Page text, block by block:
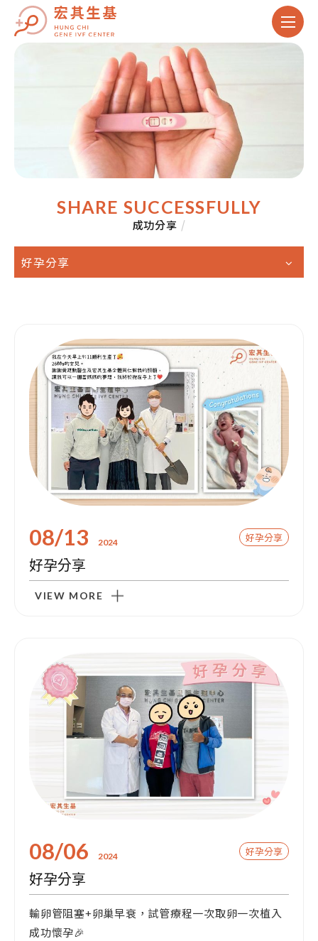
SHARE SUCCESSFULLY
成功分享 /
好孕分享
08/13 2024 好孕分享
好孕分享
VIEW MORE
08/06 2024 好孕分享
好孕分享
輸卵管阻塞+卵巢早衰，試管療程一次取卵一次植入
成功懷孕🎉